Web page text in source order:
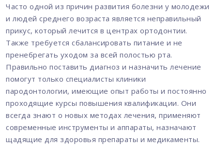
Часто одной из причин развития болезни у молодежи
и людей среднего возраста является неправильный
прикус, который лечится в центрах ортодонтии.
Также требуется сбалансировать питание и не
пренебрегать уходом за всей полостью рта.
Правильно поставить диагноз и назначить лечение
помогут только специалисты клиники
пародонтологии, имеющие опыт работы и постоянно
проходящие курсы повышения квалификации. Они
всегда знают о новых методах лечения, применяют
современные инструменты и аппараты, назначают
щадящие для здоровья препараты и медикаменты.